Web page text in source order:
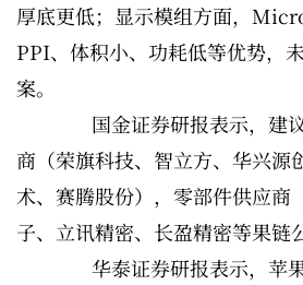
厚底更低；显示模组方面，
PPI、体积小、功耗低等优势，
案。
国金证券研报表示，建
商（荣旗科技、智立方、华兴源
术、赛腾股份），零部件供应商
子、立讯精密、长盈精密等果链
华泰证券研报表示，苹